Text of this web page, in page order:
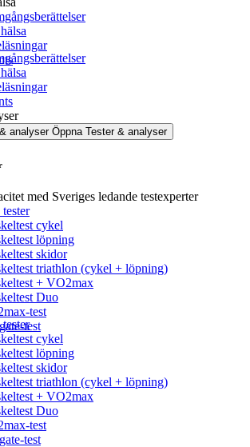
analyser Öppna Tester & analyser
med Sveriges ledande testexperter
cykel
löpning
skidor
triathlon (cykel + löpning)
+ VO2max
Duo
test
test
cykel
löpning
skidor
triathlon (cykel + löpning)
+ VO2max
Duo
test
test